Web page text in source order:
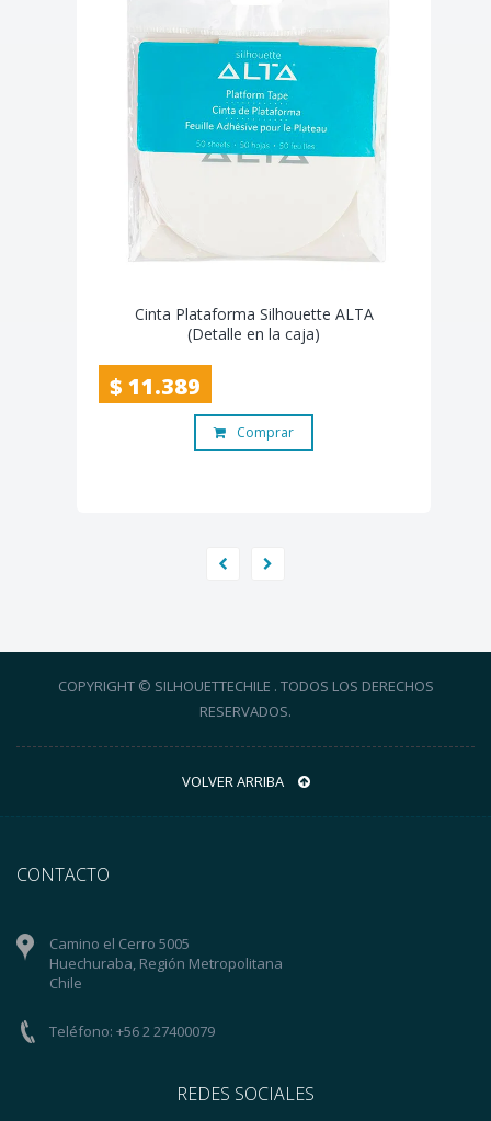
Cinta Plataforma Silhouette ALTA
(Detalle en la caja)
$ 11.389
Comprar
COPYRIGHT © SILHOUETTECHILE . TODOS LOS DERECHOS
RESERVADOS.
VOLVER ARRIBA
CONTACTO
Camino el Cerro 5005
Huechuraba, Región Metropolitana
Chile
Teléfono: +56 2 27400079
REDES SOCIALES